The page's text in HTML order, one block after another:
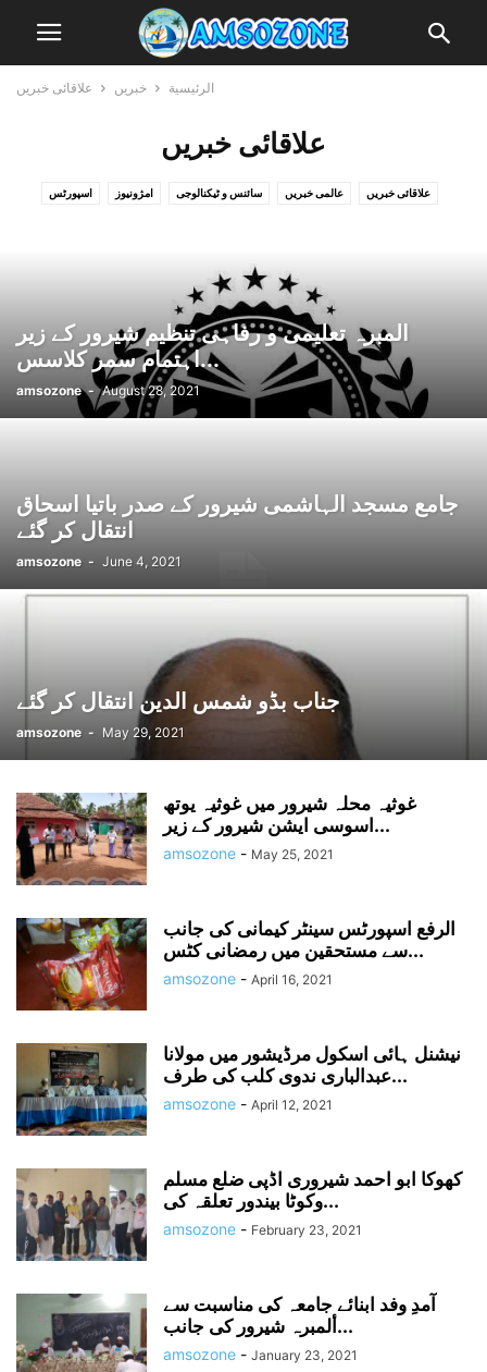
الرئيسية خبریں علاقائی خبریں
علاقائی خبریں
اسپورٹس امژونیوز سائنس و ٹیکنالوجی عالمی خبریں علاقائی خبریں
المبرہ تعلیمی و رفاہی تنظیم شیرور کے زیر
اہتمام سمر کلاسس...
amsozone - August 28, 2021
جامع مسجد الہاشمی شیرور کے صدر باتیا اسحاق
انتقال کر گئے
amsozone - June 4, 2021
جناب بڈو شمس الدین انتقال کر گئے
amsozone - May 29, 2021
غوثیہ محلہ شیرور میں غوثیہ یوتھ
اسوسی ایشن شیرور کے زیر...
amsozone - May 25, 2021
الرفع اسپورٹس سینٹر کیمانی کی جانب
سے مستحقین میں رمضانی کٹس...
amsozone - April 16, 2021
نیشنل ہائی اسکول مرڈیشور میں مولانا
عبدالباری ندوی کلب کی طرف...
amsozone - April 12, 2021
کھوکا ابو احمد شیروری اڈپی ضلع مسلم
وکوٹا بیندور تعلقہ کی...
amsozone - February 23, 2021
آمدِ وفد ابنائے جامعہ کی مناسبت سے
ألمبرہ شیرور کی جانب...
amsozone - January 23, 2021